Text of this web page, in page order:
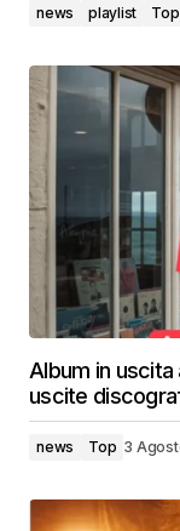
news playlist Top
Album in
uscite
news Top 3